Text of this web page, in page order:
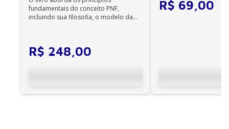
fundamentais do conceito PNF,
incluindo sua filosofia, o modelo da
R$ 248,00
R$ 69,00